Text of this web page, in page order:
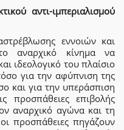
αντι-ιμπεριαλισμού
εννοιών και
αναρχικό κίνημα να
ιδεολογικό του πλαίσιο
για την αφύπνιση της
και για την υπεράσπιση
προσπάθειες επιβολής
αναρχικό αγώνα και τη
προσπάθειες πηγάζουν